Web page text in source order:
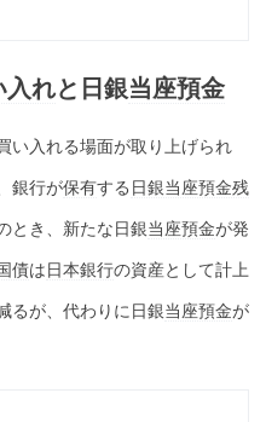
入れと日銀当座預金
い入れる場面が取り上げられ
銀行が保有する 日銀当座預金残
とき、新たな日銀当座預金が発
債は日本銀行の資産として計上
るが、代わりに日銀当座預金が